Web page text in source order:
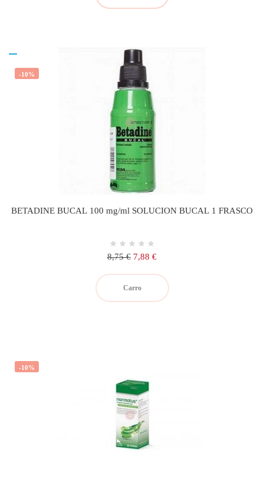
-10%
BETADINE BUCAL 100 mg/ml SOLUCION BUCAL 1 FRASCO
Precio
8,75 € Precio
7,88 €
Carro
-10%